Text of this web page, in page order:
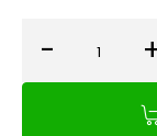
- Ilość